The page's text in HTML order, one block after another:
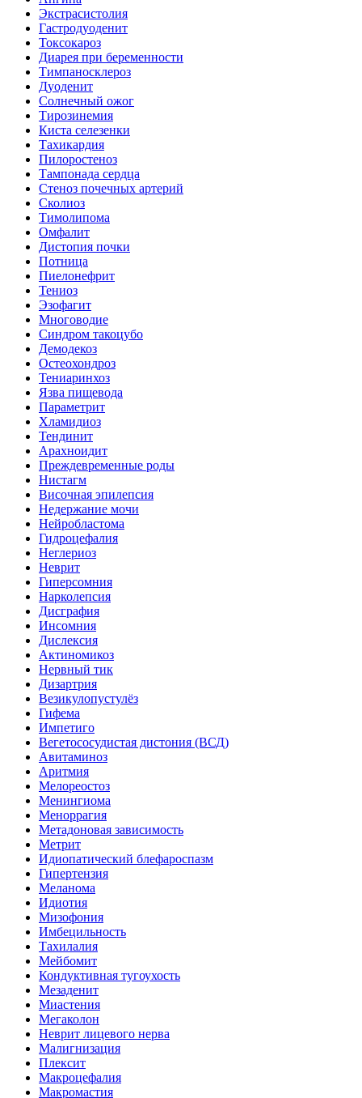
Экстрасистолия
Гастродуоденит
Токсокароз
Диарея при беременности
Тимпаносклероз
Дуоденит
Солнечный ожог
Тирозинемия
Киста селезенки
Тахикардия
Пилоростеноз
Тампонада сердца
Стеноз почечных артерий
Сколиоз
Тимолипома
Омфалит
Дистопия почки
Потница
Пиелонефрит
Тениоз
Эзофагит
Многоводие
Синдром такоцубо
Демодекоз
Остеохондроз
Тениаринхоз
Язва пищевода
Параметрит
Хламидиоз
Тендинит
Арахноидит
Преждевременные роды
Нистагм
Височная эпилепсия
Недержание мочи
Нейробластома
Гидроцефалия
Неглериоз
Неврит
Гиперсомния
Нарколепсия
Дисграфия
Инсомния
Дислексия
Актиномикоз
Нервный тик
Дизартрия
Везикулопустулёз
Гифема
Импетиго
Вегетососудистая дистония (ВСД)
Авитаминоз
Аритмия
Мелореостоз
Менингиома
Меноррагия
Метадоновая зависимость
Метрит
Идиопатический блефароспазм
Гипертензия
Меланома
Идиотия
Мизофония
Имбецильность
Тахилалия
Мейбомит
Кондуктивная тугоухость
Мезаденит
Миастения
Мегаколон
Неврит лицевого нерва
Малигнизация
Плексит
Макроцефалия
Макромастия